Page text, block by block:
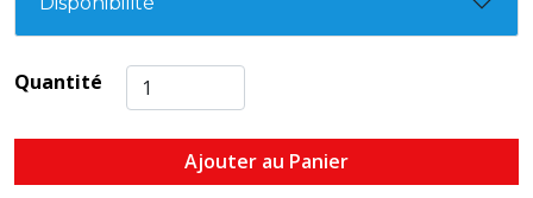
Quantité
Ajouter au Panier